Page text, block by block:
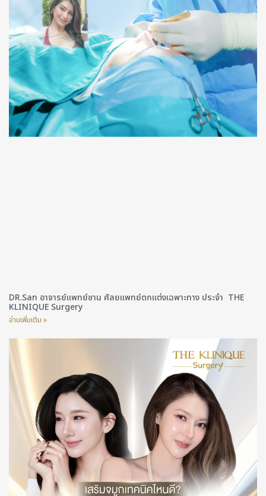
DR.San อาจารย์แพทย์ซาน ศัลยแพทย์ตกแต่งเฉพาะทาง ประจำ THE
KLINIQUE Surgery
อ่านเพิ่มเติม »